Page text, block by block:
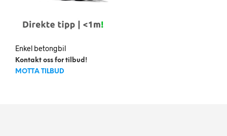
Enkel betongbil
Kontakt oss for tilbud!
MOTTA TILBUD